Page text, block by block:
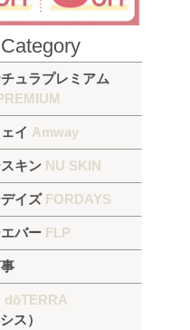
Category
ュラプレミアム
イ Amway
キン NU SKIN
イズ FORDAYS
バー FLP
dōTERRA
ス）